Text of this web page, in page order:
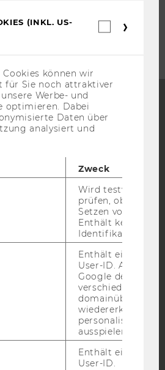
InstagramBlog
NewsletterBluesky
WEBSEITE
SOCIAL MEDIA
UND STUDIERENDE
EINSTELLUNGEN
(INKL. US-
können wir
für Sie noch attraktiver
Werbe- und
optimieren. Dabei
Daten über
analysiert und
Zweck
Wird testweise
prüfen, ob der
Setzen von
Enthält keine
Enthält eine
User-ID. Anhand
Google den User
verschiedene
wiedererkennen
personalisierte
ausspielen.
Enthält eine
User-ID.